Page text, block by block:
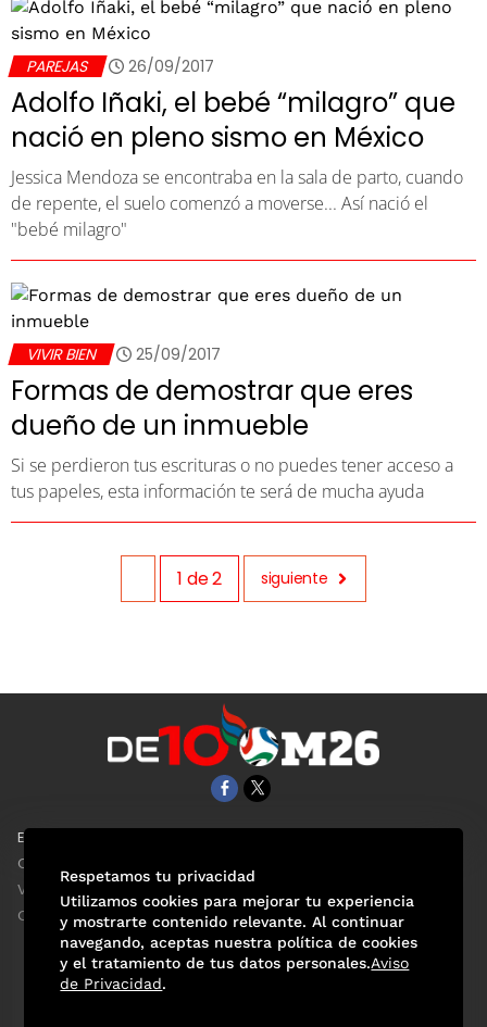
PAREJAS 26/09/2017
Adolfo Iñaki, el bebé “milagro” que
nació en pleno sismo en México
Jessica Mendoza se encontraba en la sala de parto, cuando
de repente, el suelo comenzó a moverse... Así nació el
"bebé milagro"
VIVIR BIEN 25/09/2017
Formas de demostrar que eres
dueño de un inmueble
Si se perdieron tus escrituras o no puedes tener acceso a
tus papeles, esta información te será de mucha ayuda
1 de2 siguiente
EL UNIVERSAL
Clase
ViveUSA
Confabulario
Respetamos tu privacidad
Utilizamos cookies para mejorar tu experiencia
y mostrarte contenido relevante. Al continuar
navegando, aceptas nuestra política de cookies
y el tratamiento de tus datos personales.Aviso
de Privacidad.